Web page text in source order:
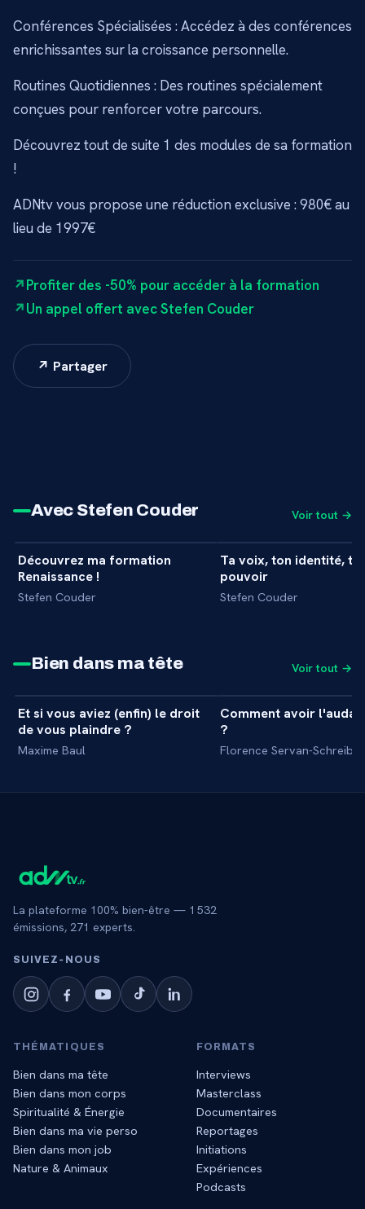
Conférences Spécialisées : Accédez à des conférences
enrichissantes sur la croissance personnelle.
Routines Quotidiennes : Des routines spécialement
conçues pour renforcer votre parcours.
Découvrez tout de suite 1 des modules de sa formation
!
ADNtv vous propose une réduction exclusive : 980€ au
lieu de 1997€
Profiter des -50% pour accéder à la formation
Un appel offert avec Stefen Couder
↗ Partager
Avec Stefen Couder Voir tout →
MASTERCLASS
Découvrez ma formation
Renaissance !
Stefen Couder
MASTERCLASS
Ta voix, ton identité,
pouvoir
Stefen Couder
Bien dans ma tête Voir tout →
MASTERCLASS +
Et si vous aviez (enfin) le droit
de vous plaindre ?
Maxime Baul
MASTERCLASS
Comment avoir
?
Florence Servan-Schreiber
La plateforme 100% bien-être — 1 532
émissions, 271 experts.
SUIVEZ‑NOUS
THÉMATIQUES
Bien dans ma tête
Bien dans mon corps
Spiritualité & Énergie
Bien dans ma vie perso
Bien dans mon job
Nature & Animaux
FORMATS
Interviews
Masterclass
Documentaires
Reportages
Initiations
Expériences
Podcasts